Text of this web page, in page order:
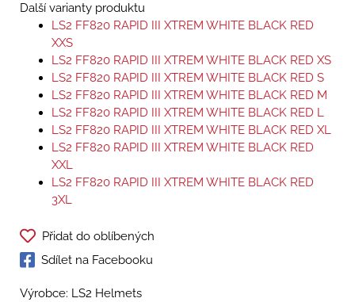
Další varianty produktu
LS2 FF820 RAPID III XTREM WHITE BLACK RED
XXS
LS2 FF820 RAPID III XTREM WHITE BLACK RED XS
LS2 FF820 RAPID III XTREM WHITE BLACK RED S
LS2 FF820 RAPID III XTREM WHITE BLACK RED M
LS2 FF820 RAPID III XTREM WHITE BLACK RED L
LS2 FF820 RAPID III XTREM WHITE BLACK RED XL
LS2 FF820 RAPID III XTREM WHITE BLACK RED
XXL
LS2 FF820 RAPID III XTREM WHITE BLACK RED
3XL
Přidat do oblíbených
Sdílet na Facebooku
Výrobce: LS2 Helmets